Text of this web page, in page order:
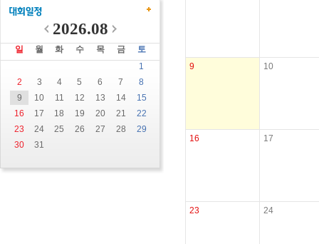
2026.08
일 월 화 수 목 금
토
1
2
3 4 5 6 7
8
9
10 11 12 13 14
15
16
17 18 19 20 21
22
23
24 25 26 27 28
29
30
31
9 10
16 17
23 24